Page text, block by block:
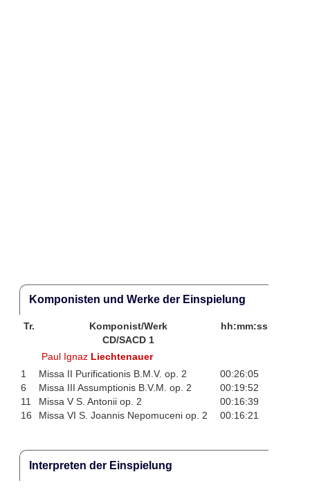
Komponisten und Werke der Einspielung
Tr. Komponist/Werk
hh:mm:ss
CD/SACD 1
Paul Ignaz Liechtenauer
1
Missa II Purificationis B.M.V. op. 2
00:26:05
6
Missa III Assumptionis B.V.M. op. 2
00:19:52
11
Missa V S. Antonii op. 2
00:16:39
16
Missa VI S. Joannis Nepomuceni op. 2 00:16:21
Interpreten der Einspielung